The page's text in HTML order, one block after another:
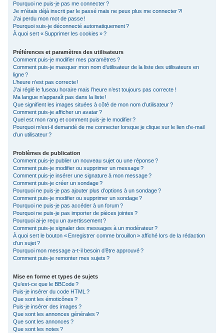
Pourquoi ne puis-je pas me connecter ?
Je m’étais déjà inscrit par le passé mais ne peux plus me connecter ?!
J’ai perdu mon mot de passe !
Pourquoi suis-je déconnecté automatiquement ?
À quoi sert « Supprimer les cookies » ?
Préférences et paramètres des utilisateurs
Comment puis-je modifier mes paramètres ?
Comment puis-je masquer mon nom d’utilisateur de la liste des utilisateurs en
ligne ?
L’heure n’est pas correcte !
J’ai réglé le fuseau horaire mais l’heure n’est toujours pas correcte !
Ma langue n’apparaît pas dans la liste !
Que signifient les images situées à côté de mon nom d’utilisateur ?
Comment puis-je afficher un avatar ?
Quel est mon rang et comment puis-je le modifier ?
Pourquoi m’est-il demandé de me connecter lorsque je clique sur le lien d’e-mail
d’un utilisateur ?
Problèmes de publication
Comment puis-je publier un nouveau sujet ou une réponse ?
Comment puis-je modifier ou supprimer un message ?
Comment puis-je insérer une signature à mon message ?
Comment puis-je créer un sondage ?
Pourquoi ne puis-je pas ajouter plus d’options à un sondage ?
Comment puis-je modifier ou supprimer un sondage ?
Pourquoi ne puis-je pas accéder à un forum ?
Pourquoi ne puis-je pas importer de pièces jointes ?
Pourquoi ai-je reçu un avertissement ?
Comment puis-je signaler des messages à un modérateur ?
À quoi sert le bouton « Enregistrer comme brouillon » affiché lors de la rédaction
d’un sujet ?
Pourquoi mon message a-t-il besoin d’être approuvé ?
Comment puis-je remonter mes sujets ?
Mise en forme et types de sujets
Qu’est-ce que le BBCode ?
Puis-je insérer du code HTML ?
Que sont les émoticônes ?
Puis-je insérer des images ?
Que sont les annonces générales ?
Que sont les annonces ?
Que sont les notes ?